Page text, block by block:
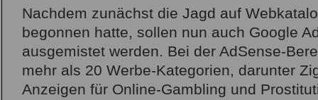
Nachdem zunächst die Jagd auf
begonnen hatte, sollen nun auch Google
ausgemistet werden. Bei der AdSense-
mehr als 20 Werbe-Kategorien, darunter
Anzeigen für Online-Gambling und